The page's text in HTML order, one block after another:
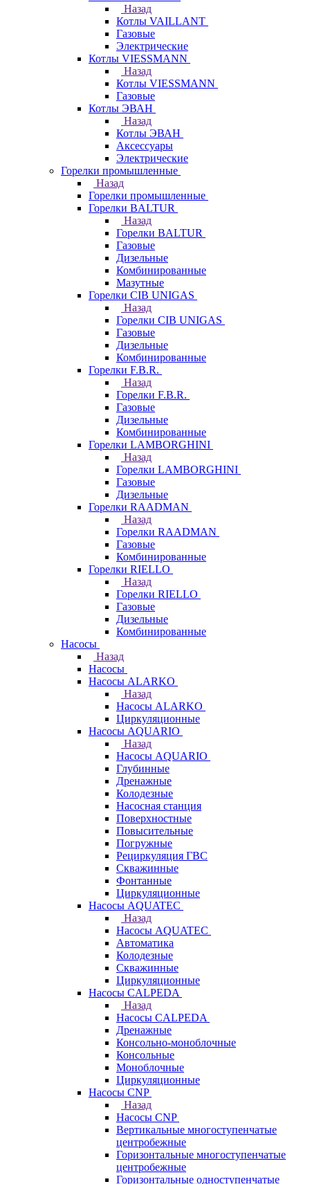
Назад
Котлы VAILLANT
Газовые
Электрические
Котлы VIESSMANN
Назад
Котлы VIESSMANN
Газовые
Котлы ЭВАН
Назад
Котлы ЭВАН
Аксессуары
Электрические
Горелки промышленные
Назад
Горелки промышленные
Горелки BALTUR
Назад
Горелки BALTUR
Газовые
Дизельные
Комбинированные
Мазутные
Горелки CIB UNIGAS
Назад
Горелки CIB UNIGAS
Газовые
Дизельные
Комбинированные
Горелки F.B.R.
Назад
Горелки F.B.R.
Газовые
Дизельные
Комбинированные
Горелки LAMBORGHINI
Назад
Горелки LAMBORGHINI
Газовые
Дизельные
Горелки RAADMAN
Назад
Горелки RAADMAN
Газовые
Комбинированные
Горелки RIELLO
Назад
Горелки RIELLO
Газовые
Дизельные
Комбинированные
Насосы
Назад
Насосы
Насосы ALARKO
Назад
Насосы ALARKO
Циркуляционные
Насосы AQUARIO
Назад
Насосы AQUARIO
Глубинные
Дренажные
Колодезные
Насосная станция
Поверхностные
Повысительные
Погружные
Рециркуляция ГВС
Скважинные
Фонтанные
Циркуляционные
Насосы AQUATEC
Назад
Насосы AQUATEC
Автоматика
Колодезные
Скважинные
Циркуляционные
Насосы CALPEDA
Назад
Насосы CALPEDA
Дренажные
Консольно-моноблочные
Консольные
Моноблочные
Циркуляционные
Насосы CNP
Назад
Насосы CNP
Вертикальные многоступенчатые
центробежные
Горизонтальные многоступенчатые
центробежные
Горизонтальные одноступенчатые